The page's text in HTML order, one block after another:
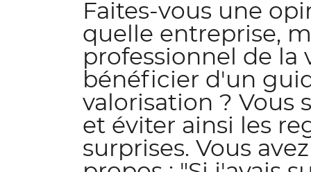
Faites-vous une
quelle entreprise,
professionnel de la
bénéficier d'un
valorisation ? Vous
et éviter ainsi les
surprises. Vous